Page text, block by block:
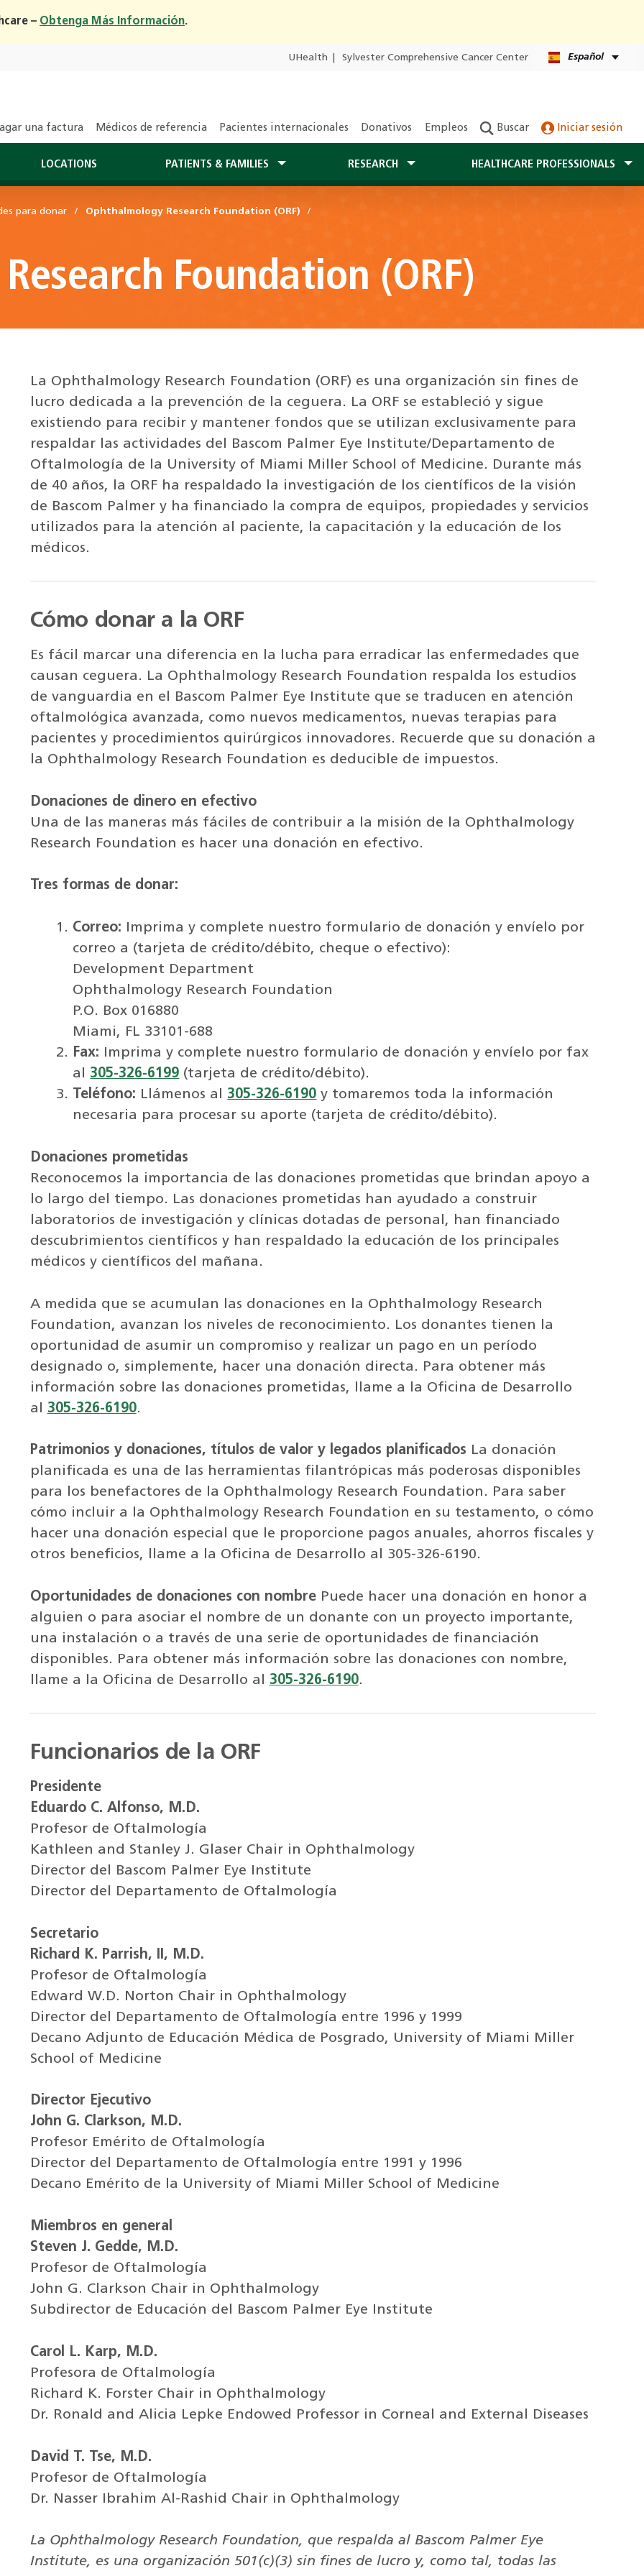
– Obtenga Más Información.
UHealth Sylvester Comprehensive Cancer Center Español
una factura Médicos de referencia Pacientes internacionales Donativos Empleos Buscar Iniciar sesión
LOCATIONS PATIENTS & FAMILIES RESEARCH HEALTHCARE PROFESSIONALS
para donar Ophthalmology Research Foundation (ORF)
Foundation (ORF)
La Ophthalmology Research Foundation (ORF) es una organización sin fines de
lucro dedicada a la prevención de la ceguera. La ORF se estableció y sigue
existiendo para recibir y mantener fondos que se utilizan exclusivamente para
respaldar las actividades del Bascom Palmer Eye Institute/Departamento de
Oftalmología de la University of Miami Miller School of Medicine. Durante más
de 40 años, la ORF ha respaldado la investigación de los científicos de la visión
de Bascom Palmer y ha financiado la compra de equipos, propiedades y servicios
utilizados para la atención al paciente, la capacitación y la educación de los
médicos.
Cómo donar a la ORF
Es fácil marcar una diferencia en la lucha para erradicar las enfermedades que
causan ceguera. La Ophthalmology Research Foundation respalda los estudios
de vanguardia en el Bascom Palmer Eye Institute que se traducen en atención
oftalmológica avanzada, como nuevos medicamentos, nuevas terapias para
pacientes y procedimientos quirúrgicos innovadores. Recuerde que su donación a
la Ophthalmology Research Foundation es deducible de impuestos.
Donaciones de dinero en efectivo
Una de las maneras más fáciles de contribuir a la misión de la Ophthalmology
Research Foundation es hacer una donación en efectivo.
Tres formas de donar:
Correo: Imprima y complete nuestro formulario de donación y envíelo por
correo a (tarjeta de crédito/débito, cheque o efectivo):
Development Department
Ophthalmology Research Foundation
P.O. Box 016880
Miami, FL 33101-688
Fax: Imprima y complete nuestro formulario de donación y envíelo por fax
al 305-326-6199 (tarjeta de crédito/débito).
Teléfono: Llámenos al 305-326-6190 y tomaremos toda la información
necesaria para procesar su aporte (tarjeta de crédito/débito).
Donaciones prometidas
Reconocemos la importancia de las donaciones prometidas que brindan apoyo a
lo largo del tiempo. Las donaciones prometidas han ayudado a construir
laboratorios de investigación y clínicas dotadas de personal, han financiado
descubrimientos científicos y han respaldado la educación de los principales
médicos y científicos del mañana.
A medida que se acumulan las donaciones en la Ophthalmology Research
Foundation, avanzan los niveles de reconocimiento. Los donantes tienen la
oportunidad de asumir un compromiso y realizar un pago en un período
designado o, simplemente, hacer una donación directa. Para obtener más
información sobre las donaciones prometidas, llame a la Oficina de Desarrollo
al 305-326-6190.
Patrimonios y donaciones, títulos de valor y legados planificados La donación
planificada es una de las herramientas filantrópicas más poderosas disponibles
para los benefactores de la Ophthalmology Research Foundation. Para saber
cómo incluir a la Ophthalmology Research Foundation en su testamento, o cómo
hacer una donación especial que le proporcione pagos anuales, ahorros fiscales y
otros beneficios, llame a la Oficina de Desarrollo al 305-326-6190.
Oportunidades de donaciones con nombrePuede hacer una donación en honor a
alguien o para asociar el nombre de un donante con un proyecto importante,
una instalación o a través de una serie de oportunidades de financiación
disponibles. Para obtener más información sobre las donaciones con nombre,
llame a la Oficina de Desarrollo al 305-326-6190.
Funcionarios de la ORF
Presidente
Eduardo C. Alfonso, M.D.
Profesor de Oftalmología
Kathleen and Stanley J. Glaser Chair in Ophthalmology
Director del Bascom Palmer Eye Institute
Director del Departamento de Oftalmología
Secretario
Richard K. Parrish, II, M.D.
Profesor de Oftalmología
Edward W.D. Norton Chair in Ophthalmology
Director del Departamento de Oftalmología entre 1996 y 1999
Decano Adjunto de Educación Médica de Posgrado, University of Miami Miller
School of Medicine
Director Ejecutivo
John G. Clarkson, M.D.
Profesor Emérito de Oftalmología
Director del Departamento de Oftalmología entre 1991 y 1996
Decano Emérito de la University of Miami Miller School of Medicine
Miembros en general
Steven J. Gedde, M.D.
Profesor de Oftalmología
John G. Clarkson Chair in Ophthalmology
Subdirector de Educación del Bascom Palmer Eye Institute
Carol L. Karp, M.D.
Profesora de Oftalmología
Richard K. Forster Chair in Ophthalmology
Dr. Ronald and Alicia Lepke Endowed Professor in Corneal and External Diseases
David T. Tse, M.D.
Profesor de Oftalmología
Dr. Nasser Ibrahim Al-Rashid Chair in Ophthalmology
La Ophthalmology Research Foundation, que respalda al Bascom Palmer Eye
Institute, es una organización 501(c)(3) sin fines de lucro y, como tal, todas las